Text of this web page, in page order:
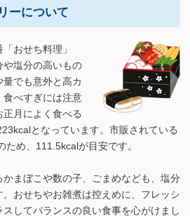
ーについて
おせち料理」
や塩分の高いもの
でも意外と高カ
食べすぎには注意
正月によく食べる
となっています。市販されている
め、111.5kcalが目安です。
まぼこや数の子、ごまめなども、塩分
おせちやお雑煮は控えめに、フレッシ
してバランスの良い食事を心がけまし